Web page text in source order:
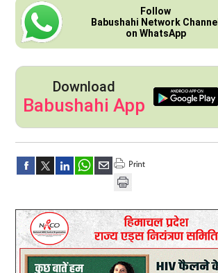
Follow
Babushahi Network Channel
on WhatsApp
Download
Babushahi App